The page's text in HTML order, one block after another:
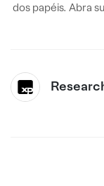
dos papéis. Abra